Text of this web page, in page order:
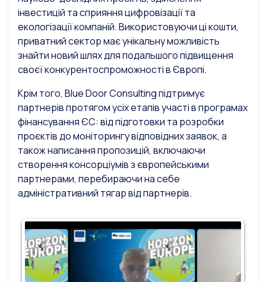
інвестицій та сприяння цифровізації та
екологізації компаній. Використовуючи ці кошти,
приватний сектор має унікальну можливість
знайти новий шлях для подальшого підвищення
своєї конкурентоспроможності в Європі.
Крім того, Blue Door Consulting підтримує
партнерів протягом усіх етапів участі в програмах
фінансування ЄС: від підготовки та розробки
проєктів до моніторингу відповідних заявок, а
також написання пропозицій, включаючи
створення консорціумів з європейськими
партнерами, перебираючи на себе
адміністративний тягар від партнерів.